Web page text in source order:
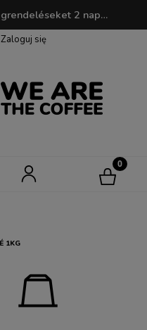
FIGYELEM! Jelenleg a megrendeléseket 2 napon belül dolgozzuk fel. 190 PLN feletti megrendelések esetén a szállítás ingyenes! | Vásárláskor pontokat gyűjthetsz, amelyeket később kedvenc kávédra válthatsz be!
Zaloguj się
1KG